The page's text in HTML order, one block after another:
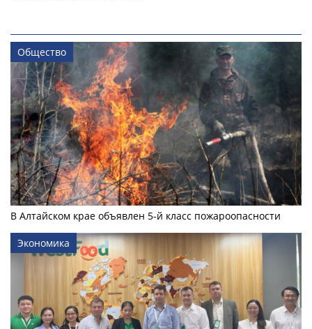
Общество
В Алтайском крае объявлен 5-й класс пожароопасности
Экономика